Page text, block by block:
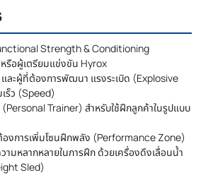
Strength & Conditioning
รือผู้เตรียมแข่งขัน Hyrox
ละผู้ที่ต้องการพัฒนา แรงระเบิด (Explosive
ร็ว (Speed)
(Personal Trainer) สำหรับใช้ฝึกลูกค้าในรูปแบบ
งการเพิ่มโซนฝึกพลัง (Performance Zone)
ามหลากหลายในการฝึก ด้วยเครื่องดึงเลื่อนน้ำ
Sled)